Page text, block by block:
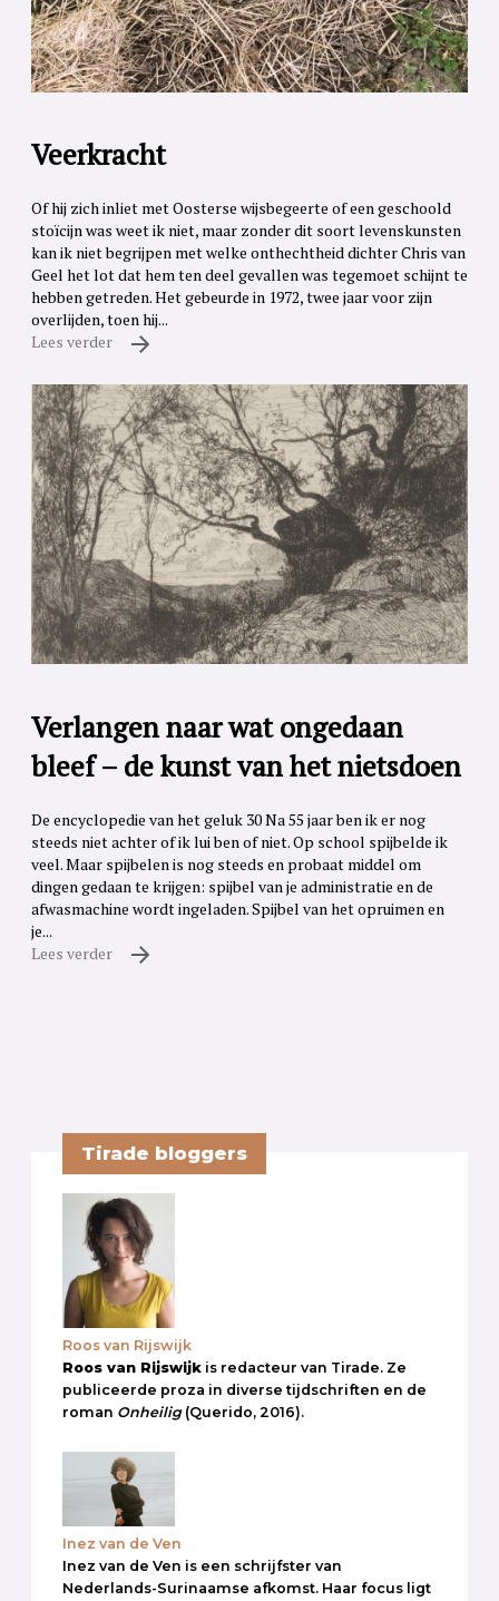
Veerkracht
Of hij zich inliet met Oosterse wijsbegeerte of een geschoold
stoïcijn was weet ik niet, maar zonder dit soort levenskunsten
kan ik niet begrijpen met welke onthechtheid dichter Chris van
Geel het lot dat hem ten deel gevallen was tegemoet schijnt te
hebben getreden. Het gebeurde in 1972, twee jaar voor zijn
overlijden, toen hij...
Lees verder
Verlangen naar wat ongedaan
bleef – de kunst van het nietsdoen
De encyclopedie van het geluk 30 Na 55 jaar ben ik er nog
steeds niet achter of ik lui ben of niet. Op school spijbelde ik
veel. Maar spijbelen is nog steeds en probaat middel om
dingen gedaan te krijgen: spijbel van je administratie en de
afwasmachine wordt ingeladen. Spijbel van het opruimen en
je...
Lees verder
Tirade bloggers
Roos van Rijswijk
Roos van Rijswijk is redacteur van Tirade. Ze
publiceerde proza in diverse tijdschriften en de
roman Onheilig(Querido, 2016).
Inez van de Ven
Inez van de Ven is een schrijfster van
Nederlands-Surinaamse afkomst. Haar focus ligt